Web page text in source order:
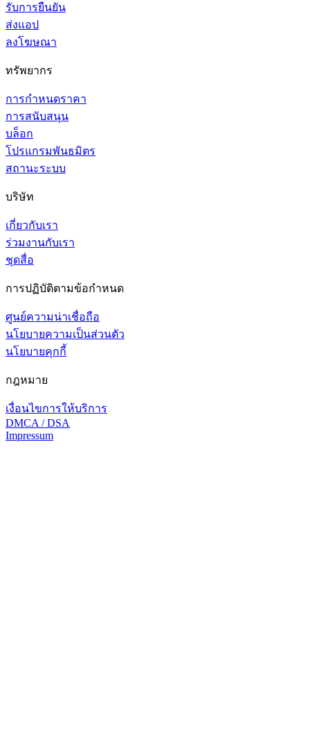
รับการยืนยัน
ส่งแอป
ลงโฆษณา
ทรัพยากร
การกำหนดราคา
การสนับสนุน
บล็อก
โปรแกรมพันธมิตร
สถานะระบบ
บริษัท
เกี่ยวกับเรา
ร่วมงานกับเรา
ชุดสื่อ
การปฏิบัติตามข้อกำหนด
ศูนย์ความน่าเชื่อถือ
นโยบายความเป็นส่วนตัว
นโยบายคุกกี้
กฎหมาย
เงื่อนไขการให้บริการ
DMCA / DSA
Impressum